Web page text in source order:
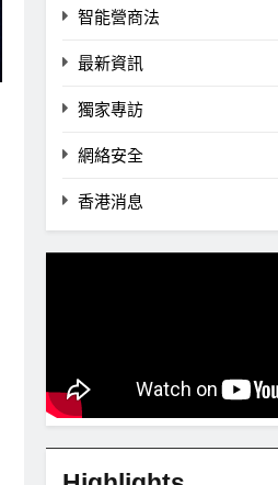
智能營商法
最新資訊
獨家專訪
網絡安全
香港消息